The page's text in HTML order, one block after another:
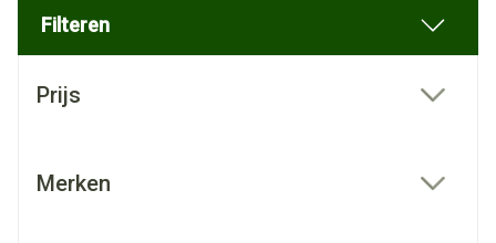
Filteren
Prijs
Merken